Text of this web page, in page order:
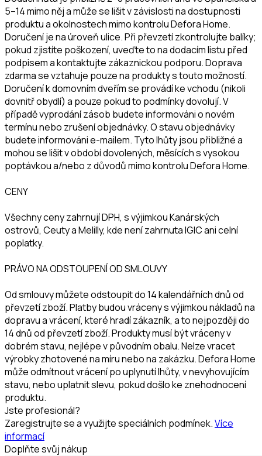
5–14 mimo něj a může se lišit v závislosti na dostupnosti
produktu a okolnostech mimo kontrolu Defora Home.
Doručení je na úroveň ulice. Při převzetí zkontrolujte balíky;
pokud zjistíte poškození, uveďte to na dodacím listu před
podpisem a kontaktujte zákaznickou podporu. Doprava
zdarma se vztahuje pouze na produkty s touto možností.
Doručení k domovním dveřím se provádí ke vchodu (nikoli
dovnitř obydlí) a pouze pokud to podmínky dovolují. V
případě vyprodání zásob budete informováni o novém
termínu nebo zrušení objednávky. O stavu objednávky
budete informováni e-mailem. Tyto lhůty jsou přibližné a
mohou se lišit v období dovolených, měsících s vysokou
poptávkou a/nebo z důvodů mimo kontrolu Defora Home.
CENY
Všechny ceny zahrnují DPH, s výjimkou Kanárských
ostrovů, Ceuty a Melilly, kde není zahrnuta IGIC ani celní
poplatky.
PRÁVO NA ODSTOUPENÍ OD SMLOUVY
Od smlouvy můžete odstoupit do 14 kalendářních dnů od
převzetí zboží. Platby budou vráceny s výjimkou nákladů na
dopravu a vrácení, které hradí zákazník, a to nejpozději do
14 dnů od převzetí zboží. Produkty musí být vráceny v
dobrém stavu, nejlépe v původním obalu. Nelze vracet
výrobky zhotovené na míru nebo na zakázku. Defora Home
může odmítnout vrácení po uplynutí lhůty, v nevyhovujícím
stavu, nebo uplatnit slevu, pokud došlo ke znehodnocení
produktu.
Jste profesionál?
Zaregistrujte se a využijte speciálních podmínek.Více
informací
Doplňte svůj nákup